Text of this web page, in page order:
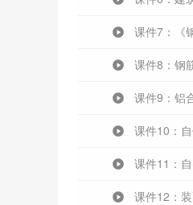
课件7：《
课件8：钢
课件9：铝
课件10：
课件11：
课件12：